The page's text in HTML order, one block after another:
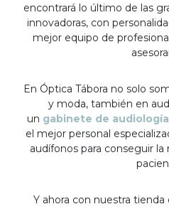
encontrará lo último de las
innovadoras, con
mejor equipo de
En Óptica Tábora no solo
y moda, también en
un gabinete de audiología
el mejor personal
audífonos para conseguir la
Y ahora con nuestra